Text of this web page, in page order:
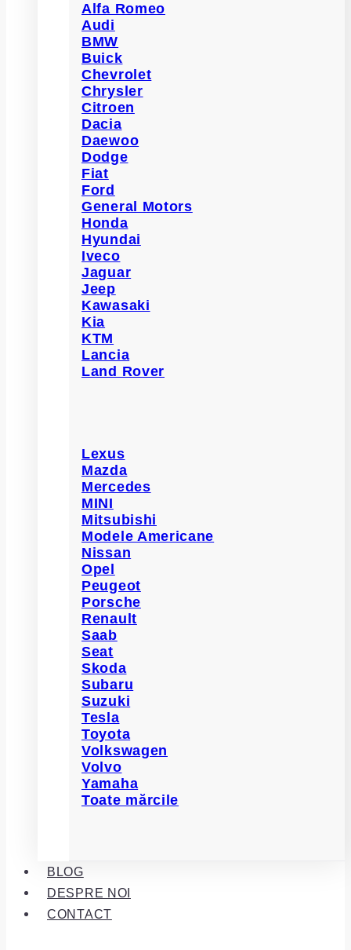
Alfa Romeo
Audi
BMW
Buick
Chevrolet
Chrysler
Citroen
Dacia
Daewoo
Dodge
Fiat
Ford
General Motors
Honda
Hyundai
Iveco
Jaguar
Jeep
Kawasaki
Kia
KTM
Lancia
Land Rover
Lexus
Mazda
Mercedes
MINI
Mitsubishi
Modele Americane
Nissan
Opel
Peugeot
Porsche
Renault
Saab
Seat
Skoda
Subaru
Suzuki
Tesla
Toyota
Volkswagen
Volvo
Yamaha
Toate mărcile
BLOG
DESPRE NOI
CONTACT